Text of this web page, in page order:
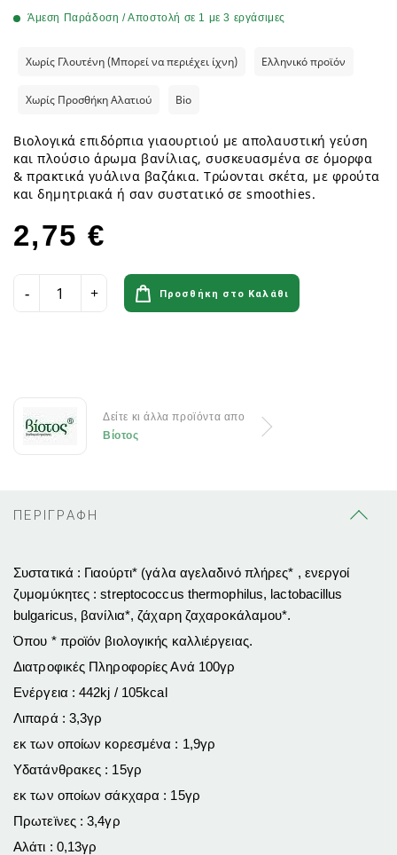
Άμεση Παράδοση / Αποστολή σε 1 με 3 εργάσιμες
Χωρίς Γλουτένη (Μπορεί να περιέχει ίχνη) Ελληνικό προϊόν
Χωρίς Προσθήκη Αλατιού Bio
Βιολογικά επιδόρπια γιαουρτιού με απολαυστική γεύση
και πλούσιο άρωμα βανίλιας, συσκευασμένα σε όμορφα
& πρακτικά γυάλινα βαζάκια. Τρώονται σκέτα, με φρούτα
και δημητριακά ή σαν συστατικό σε smoothies.
2,75 €
Προσθήκη στο Καλάθι
Δείτε κι άλλα προϊόντα απο
Βίοτος
ΠΕΡΙΓΡΑΦΗ
Συστατικά : Γιαούρτι* (γάλα αγελαδινό πλήρες* , ενεργοί
ζυμομύκητες : streptococcus thermophilus, lactobacillus
bulgaricus, βανίλια*, ζάχαρη ζαχαροκάλαμου*.
Όπου * προϊόν βιολογικής καλλιέργειας.
Διατροφικές Πληροφορίες Ανά 100γρ
Ενέργεια : 442kj / 105kcal
Λιπαρά : 3,3γρ
εκ των οποίων κορεσμένα : 1,9γρ
Υδατάνθρακες : 15γρ
εκ των οποίων σάκχαρα : 15γρ
Πρωτεϊνες : 3,4γρ
Αλάτι : 0,13γρ